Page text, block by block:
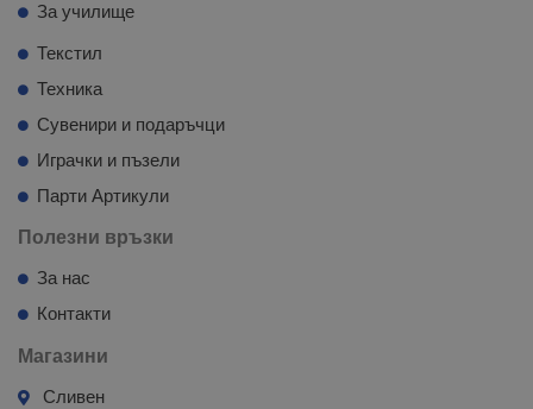
За училище
Текстил
Техника
Сувенири и подаръчци
Играчки и пъзели
Парти Артикули
Полезни връзки
За нас
Контакти
Магазини
Сливен